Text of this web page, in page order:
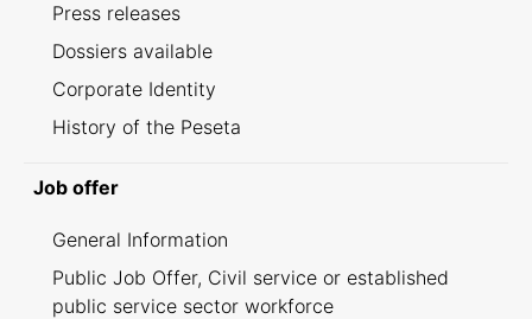
Press releases
Dossiers available
Corporate Identity
History of the Peseta
Job offer
General Information
Public Job Offer, Civil service or established
public service sector workforce